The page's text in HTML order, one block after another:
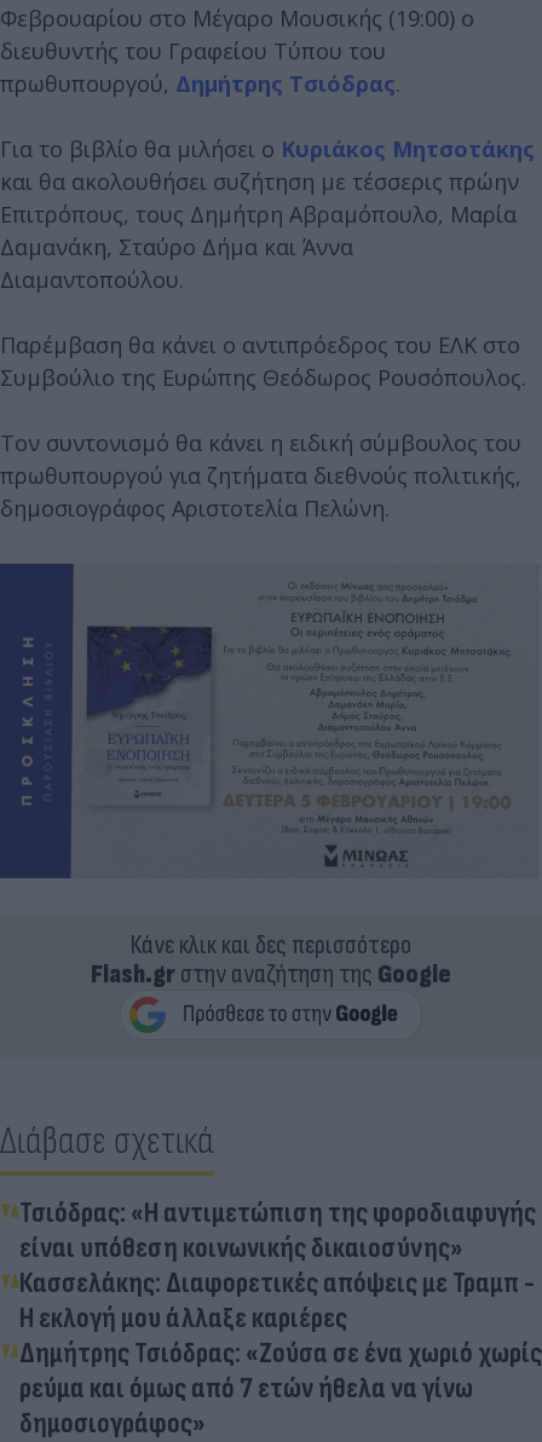
Φεβρουαρίου στο Μέγαρο Μουσικής (19:00) ο
διευθυντής του Γραφείου Τύπου του
πρωθυπουργού, Δημήτρης Τσιόδρας.
Για το βιβλίο θα μιλήσει ο Κυριάκος Μητσοτάκης
και θα ακολουθήσει συζήτηση με τέσσερις πρώην
Επιτρόπους, τους Δημήτρη Αβραμόπουλο, Μαρία
Δαμανάκη, Σταύρο Δήμα και Άννα
Διαμαντοπούλου.
Παρέμβαση θα κάνει ο αντιπρόεδρος του ΕΛΚ στο
Συμβούλιο της Ευρώπης Θεόδωρος Ρουσόπουλος.
Τον συντονισμό θα κάνει η ειδική σύμβουλος του
πρωθυπουργού για ζητήματα διεθνούς πολιτικής,
δημοσιογράφος Αριστοτελία Πελώνη.
Κάνε κλικ και δες περισσότερο
Flash.grστην αναζήτηση της Google
Διάβασε σχετικά
Τσιόδρας: «Η αντιμετώπιση της φοροδιαφυγής
είναι υπόθεση κοινωνικής δικαιοσύνης»
Κασσελάκης: Διαφορετικές απόψεις με Τραμπ -
Η εκλογή μου άλλαξε καριέρες
Δημήτρης Τσιόδρας: «Ζούσα σε ένα χωριό χωρίς
ρεύμα και όμως από 7 ετών ήθελα να γίνω
δημοσιογράφος»